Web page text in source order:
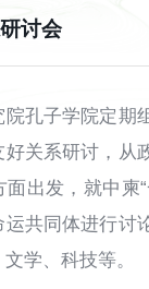
讨会
孔子学院定期
关系研讨，从
出发，就中柬
共同体进行讨
学、科技等。